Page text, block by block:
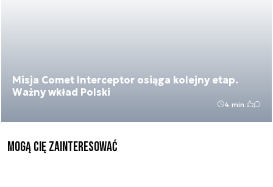
Misja Comet Interceptor osiąga kolejny etap.
Ważny wkład Polski
4 min.
Mogą Cię zainteresować